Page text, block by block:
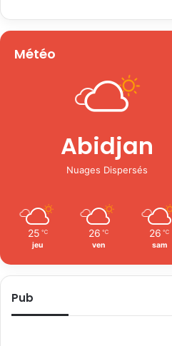
Météo
Abidjan
Nuages Dispersés
25 ℃
jeu
26 ℃
ven
26 ℃
sam
Pub